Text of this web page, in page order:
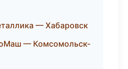
— Хабаровск
— Комсомольск-